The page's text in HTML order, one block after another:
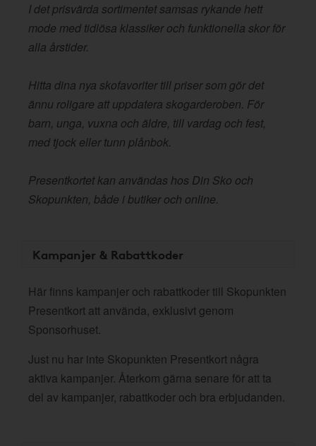
I det prisvärda sortimentet samsas rykande hett
mode med tidlösa klassiker och funktionella skor för
alla årstider.
Hitta dina nya skofavoriter till priser som gör det
ännu roligare att uppdatera skogarderoben. För
barn, unga, vuxna och äldre, till vardag och fest,
med tjock eller tunn plånbok.
Presentkortet kan användas hos Din Sko och
Skopunkten, både i butiker och online.
Kampanjer & Rabattkoder
Här finns kampanjer och rabattkoder till Skopunkten
Presentkort att använda, exklusivt genom
Sponsorhuset.
Just nu har inte Skopunkten Presentkort några
aktiva kampanjer. Återkom gärna senare för att ta
del av kampanjer, rabattkoder och bra erbjudanden.